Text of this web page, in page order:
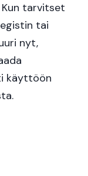
tarvitset
tai
nyt,
käyttöön